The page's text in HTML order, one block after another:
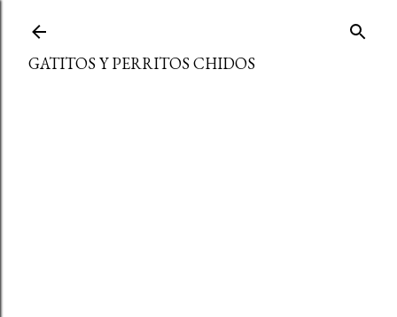
GATITOS Y PERRITOS CHIDOS